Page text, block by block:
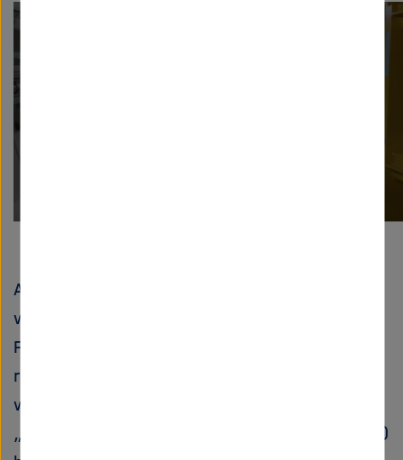
All diese Anlagen sind international führend,
was sich allein schon an der hohen Zahl von
Forschungsteams zeigt, die die Einrichtungen
regelmäßig nutzen. Ihre Weiterentwicklung
wird durch das Helmholtz-Programm
„Accelerator Research and Development“ (ARD)